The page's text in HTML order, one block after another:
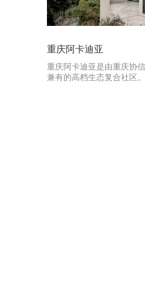
重庆阿卡迪亚
重庆阿卡迪亚是由重庆协
兼有的高档生态复合社区